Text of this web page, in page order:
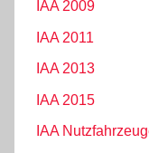
IAA 2009
IAA 2011
IAA 2013
IAA 2015
IAA